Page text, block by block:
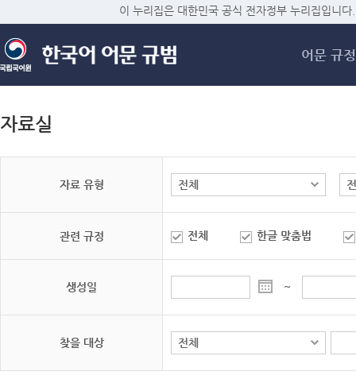
메
이 누리집은 대한민국 공식 전자정부 누리집입니다.
어문 규정
자료실
자료 유형
관련 규정 전체 한글 맞춤법
생성일 ~
찾을 대상